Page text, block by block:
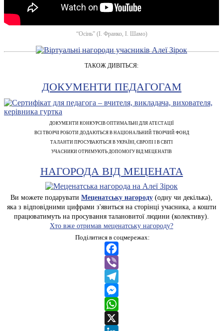
“Осінь” (І. Франко, І. Шамо)
ТАКОЖ ДИВІТЬСЯ:
ДОКУМЕНТИ ПЕДАГОГАМ
ДОКУМЕНТИ КОНКУРСІВ ОПТИМАЛЬНІ ДЛЯ АТЕСТАЦІЇ
ВСІ ТВОРЧІ РОБОТИ ДОДАЮТЬСЯ В НАЦІОНАЛЬНИЙ ТВОРЧИЙ ФОНД
ТАЛАНТИ ПРОСУВАЮТЬСЯ В УКРАЇНІ, ЄВРОПІ І В СВІТІ
УЧАСНИКИ ОТРИМУЮТЬ ДОПОМОГУ ВІД МЕЦЕНАТІВ
НАГОРОДА ВІД МЕЦЕНАТА
Ви можете подарувати Меценатську нагороду (одну чи декілька),
яка з відповідними цифрами з'явиться на сторінці учасника, а кошти
працюватимуть на просування талановитої людини (колективу).
Хто вже отримав меценатську нагороду?
Поділитися в соцмережах:
Facebook
Viber
Telegram
Messenger
WhatsApp